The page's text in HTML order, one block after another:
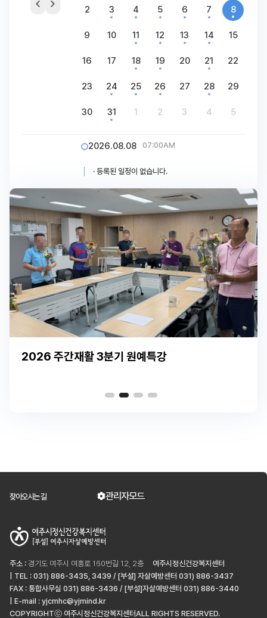
2 3 4 5 6 7 8
9 10 11 12 13 14 15
16 17 18 19 20 21 22
23 24 25 26 27 28 29
30 31 1 2 3 4 5
2026.08.08 07:00AM
· 등록된 일정이 없습니다.
2026 주간재활 3분기 원예특강
찾아오시는 길 관리자모드
주소 : 경기도 여주시 여흥로 160번길 12, 2층
여주시정신건강복지센터
| TEL : 031) 886-3435, 3439 / [부설] 자살예방센터 031) 886-3437
FAX : 통합사무실 031) 886-3436 / [부설]자살예방센터 031) 886-3440
| E-mail : yjcmhc@yjmind.kr
COPYRIGHTⓒ 여주시정신건강복지센터ALL RIGHTS RESERVED.